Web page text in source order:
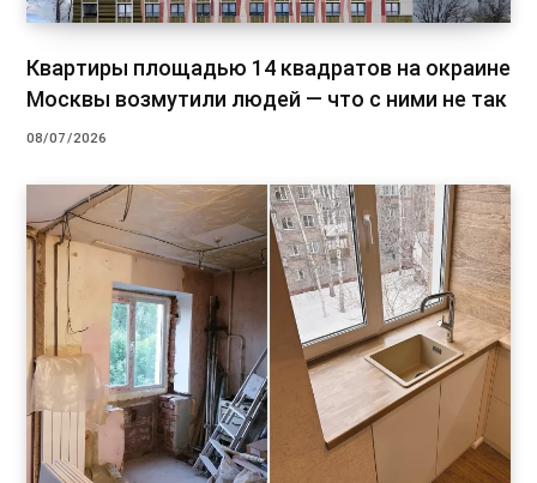
Квартиры площадью 14 квадратов на окраине
Москвы возмутили людей — что с ними не так
08/07/2026